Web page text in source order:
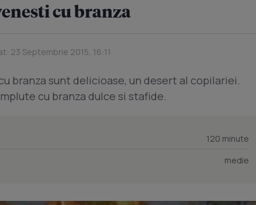
cu branza
23 Septembrie 2015, 16:11
branza sunt delicioase, un desert al copilariei.
cu branza dulce si stafide.
120 minute
medie